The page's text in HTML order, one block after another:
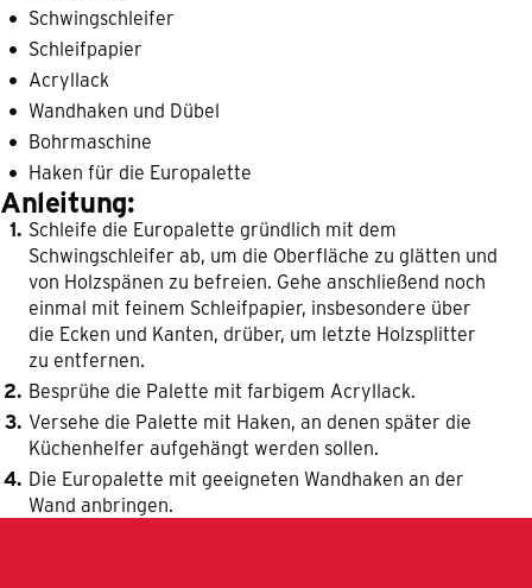
Schwingschleifer
Schleifpapier
Acryllack
Wandhaken und Dübel
Bohrmaschine
Haken für die Europalette
Anleitung:
Schleife die Europalette gründlich mit dem
Schwingschleifer ab, um die Oberfläche zu glätten und
von Holzspänen zu befreien. Gehe anschließend noch
einmal mit feinem Schleifpapier, insbesondere über
die Ecken und Kanten, drüber, um letzte Holzsplitter
zu entfernen.
Besprühe die Palette mit farbigem Acryllack.
Versehe die Palette mit Haken, an denen später die
Küchenhelfer aufgehängt werden sollen.
Die Europalette mit geeigneten Wandhaken an der
Wand anbringen.